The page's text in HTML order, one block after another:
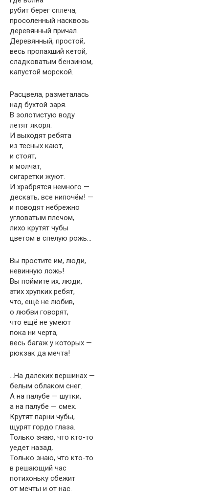
рубит берег сплеча,
просоленный насквозь
деревянный причал.
Деревянный, простой,
весь пропахший кетой,
сладковатым бензином,
капустой морской.
Расцвела, разметалась
над бухтой заря.
В золотистую воду
летят якоря.
И выходят ребята
из тесных кают,
и стоят,
и молчат,
сигаретки жуют.
И храбрятся немного —
дескать, все нипочём! —
и поводят небрежно
угловатым плечом,
лихо крутят чубы
цветом в спелую рожь…
Вы простите им, люди,
невинную ложь!
Вы поймите их, люди,
этих хрупких ребят,
что, ещё не любив,
о любви говорят,
что ещё не умеют
пока ни черта,
весь багаж у которых —
рюкзак да мечта!
…На далёких вершинах —
белым облаком снег.
А на палубе — шутки,
а на палубе — смех.
Крутят парни чубы,
щурят гордо глаза.
Только знаю, что кто-то
уедет назад.
Только знаю, что кто-то
в решающий час
потихоньку сбежит
от мечты и от нас.